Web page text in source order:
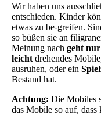
Wir haben uns
entschieden. Kinder
etwas zu be-greifen.
so büßen sie an
Meinung nach geht nur
leicht drehendes
ausruhen, oder ein
Bestand hat.
Achtung: Die Mobiles
das Mobile so auf,